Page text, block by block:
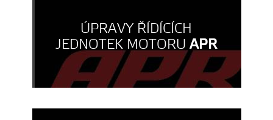
ÚPRAVY ŘÍDÍCÍCH
JEDNOTEK MOTORUAPR